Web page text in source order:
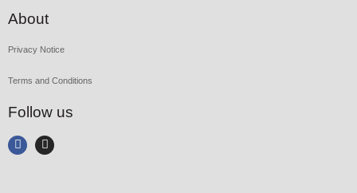
About
Privacy Notice
Terms and Conditions
Follow us